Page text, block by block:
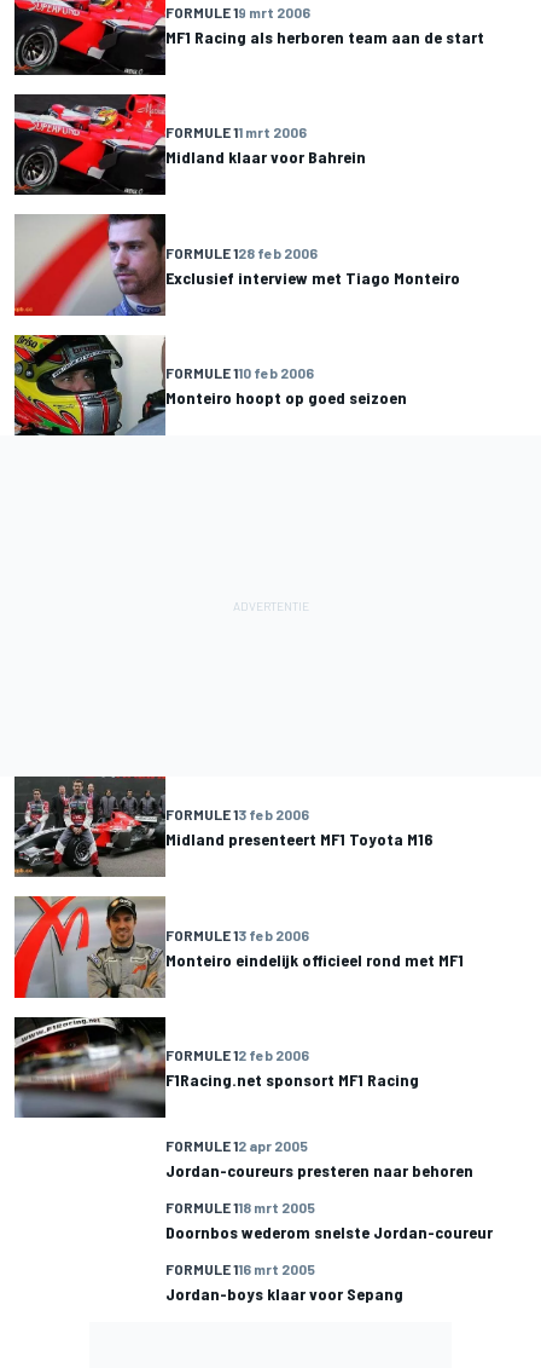
FORMULE 19 mrt 2006
MF1 Racing als herboren team aan de start
FORMULE 11 mrt 2006
Midland klaar voor Bahrein
FORMULE 128 feb 2006
Exclusief interview met Tiago Monteiro
FORMULE 110 feb 2006
Monteiro hoopt op goed seizoen
FORMULE 13 feb 2006
Midland presenteert MF1 Toyota M16
FORMULE 13 feb 2006
Monteiro eindelijk officieel rond met MF1
FORMULE 12 feb 2006
F1Racing.net sponsort MF1 Racing
FORMULE 12 apr 2005
Jordan-coureurs presteren naar behoren
FORMULE 118 mrt 2005
Doornbos wederom snelste Jordan-coureur
FORMULE 116 mrt 2005
Jordan-boys klaar voor Sepang